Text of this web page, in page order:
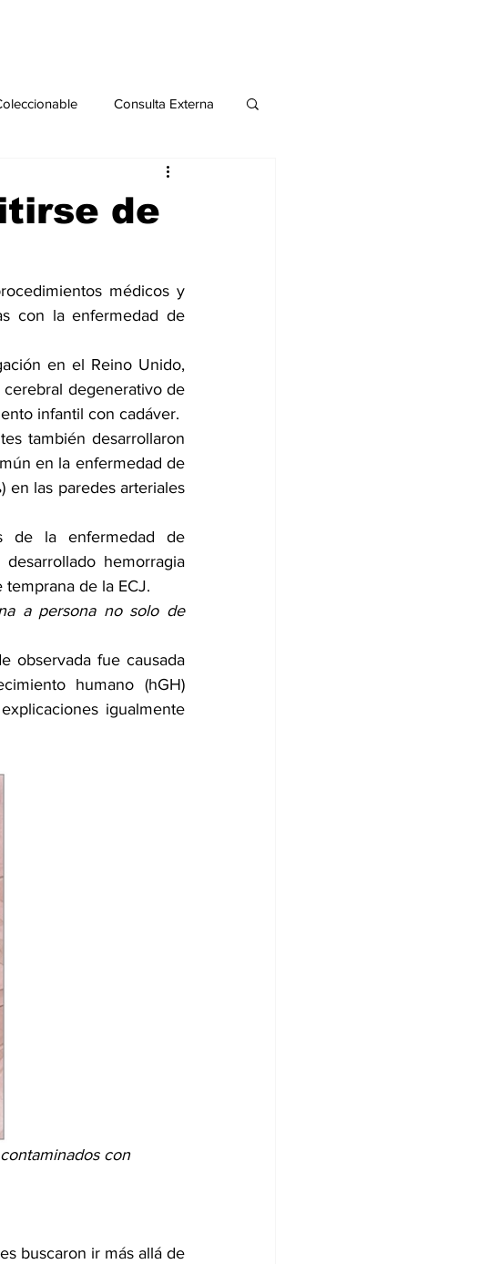
Consulta Externa
Publicaciones
Salud Mental especial
diabetes
de
médicos y
con la enfermedad de
en el Reino Unido,
degenerativo de
infantil con cadáver.
también desarrollaron
en la enfermedad de
en las paredes arteriales
de la enfermedad de
hemorragia
de la ECJ.
a persona no solo de
observada fue causada
humano (hGH)
igualmente
con
buscaron ir más allá de